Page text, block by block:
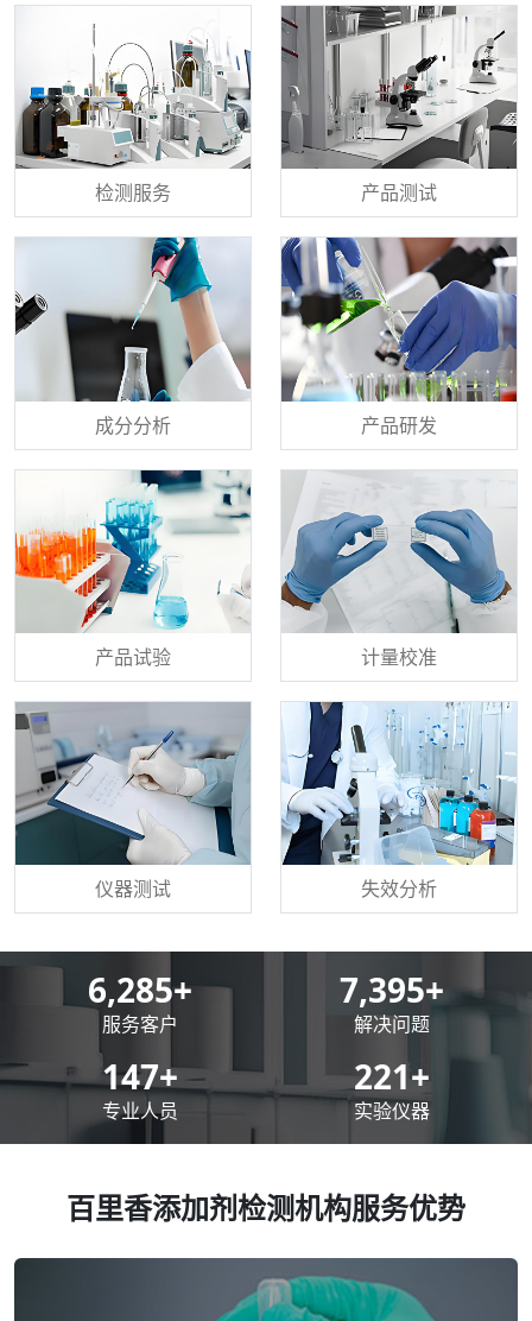
检测服务 产品测试
成分分析 产品研发
产品试验 计量校准
仪器测试 失效分析
8,500+
服务客户
10,000+
解决问题
200+
专业人员
300+
实验仪器
百里香添加剂检测机构服务优势